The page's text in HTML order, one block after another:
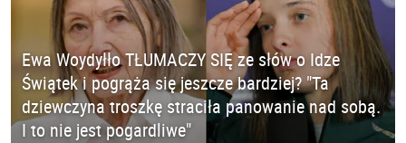
Ewa Woydyłło TŁUMACZY SIĘ ze słów o Idze
Świątek i pogrąża się jeszcze bardziej? "Ta
dziewczyna troszkę straciła panowanie nad sobą.
I to nie jest pogardliwe"